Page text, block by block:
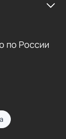
по России